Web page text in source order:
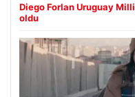
Diego Forlan Uruguay
oldu